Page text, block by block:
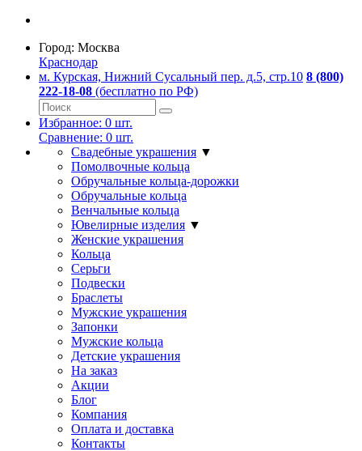
Город: Москва
Краснодар
м. Курская, Нижний Сусальный пер. д.5, стр.10 8 (800)
222-18-08 (бесплатно по РФ)
Избранное: 0 шт.
Сравнение: 0 шт.
Свадебные украшения ▼
Помолвочные кольца
Обручальные кольца-дорожки
Обручальные кольца
Венчальные кольца
Ювелирные изделия ▼
Женские украшения
Кольца
Серьги
Подвески
Браслеты
Мужские украшения
Запонки
Мужские кольца
Детские украшения
На заказ
Акции
Блог
Компания
Оплата и доставка
Контакты